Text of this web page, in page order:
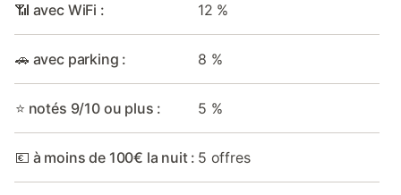
📶 avec WiFi : 12 %
🚗 avec parking : 8 %
⭐ notés 9/10 ou plus : 5 %
💶 à moins de 100€ la nuit : 5 offres